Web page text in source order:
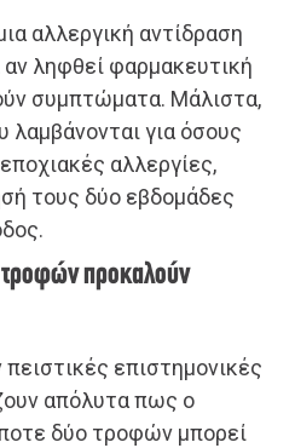
αλλεργική αντίδραση
ληφθεί φαρμακευτική
συμπτώματα. Μάλιστα,
για όσους
αλλεργίες,
τους δύο εβδομάδες
προκαλούν
επιστημονικές
απόλυτα πως ο
δύο τροφών μπορεί